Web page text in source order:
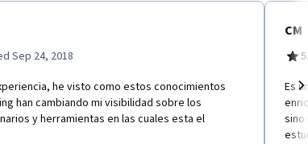
Sep 24, 2018
he visto como estos conocimientos
han cambiando mi visibilidad sobre los
y herramientas en las cuales esta el
CM
Es
sino